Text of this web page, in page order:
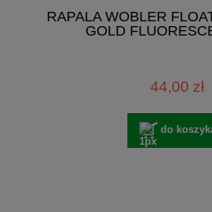
RAPALA WOBLER
GOLD
44,00 zł
do